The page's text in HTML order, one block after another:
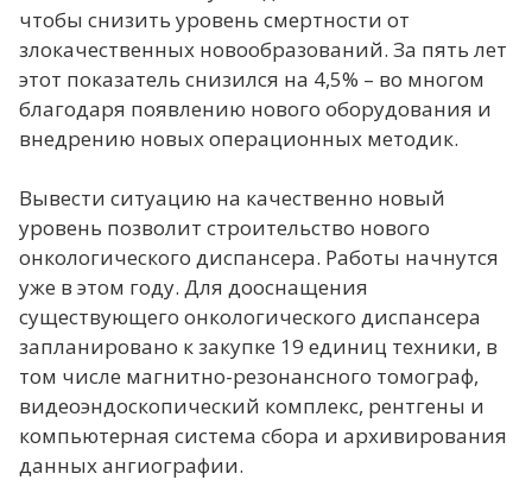
чтобы снизить уровень смертности от
злокачественных новообразований. За пять лет
этот показатель снизился на 4,5% – во многом
благодаря появлению нового оборудования и
внедрению новых операционных методик.
Вывести ситуацию на качественно новый
уровень позволит строительство нового
онкологического диспансера. Работы начнутся
уже в этом году. Для дооснащения
существующего онкологического диспансера
запланировано к закупке 19 единиц техники, в
том числе магнитно-резонансного томограф,
видеоэндоскопический комплекс, рентгены и
компьютерная система сбора и архивирования
данных ангиографии.